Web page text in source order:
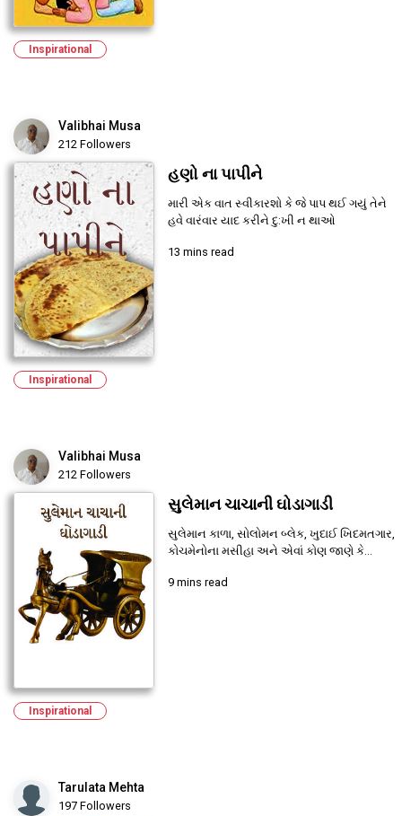
Inspirational
Valibhai Musa
212 Followers
હણો ના પાપીને
મારી એક વાત સ્વીકારશો કે જે પાપ થઈ ગયું તેને
હવે વારંવાર યાદ કરીને દુ:ખી ન થાઓ
13 mins read
Inspirational
Valibhai Musa
212 Followers
સુલેમાન ચાચાની ઘોડાગાડી
સુલેમાન કાળા, સોલોમન બ્લેક, ખુદાઈ ખિદમતગાર,
કોચમેનોના મસીહા અને એવાં કોણ જાણે કે...
9 mins read
Inspirational
Tarulata Mehta
197 Followers